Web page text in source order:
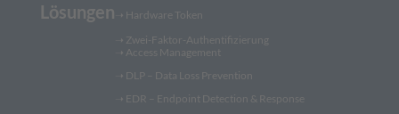
Lösungen ➝ Hardware Token
➝ Zwei-Faktor-Authentifizierung
➝ Access Management
➝ DLP – Data Loss Prevention
➝ EDR – Endpoint Detection & Response